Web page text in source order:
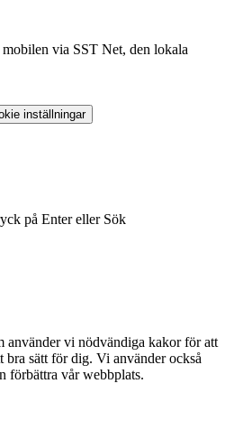
via SST Net, den lokala
inställningar
på Enter eller Sök
använder vi nödvändiga kakor för att
bra sätt för dig. Vi använder också
förbättra vår webbplats.